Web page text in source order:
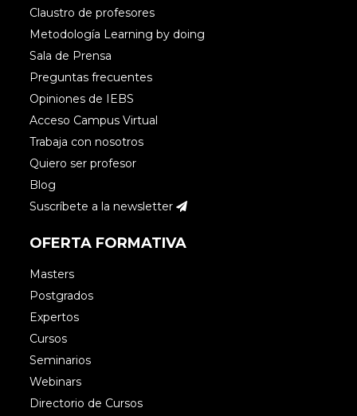
Helthon Fuentes
Excelente trabajo y gran ayuda para todas
las personas que inician en el mundo de la
analítica.
Muy buena recopilación, Claudia!
Evidentemente no pueden estar todos,
pero echo en falta alguno que consulto
muchísimo, como el de Aukera (en
castellano:http://aukera.es/blog/
Claustro de profesores
Metodología Learning by doing
Sala de Prensa
Preguntas frecuentes
Opiniones de IEBS
Acceso Campus Virtual
Trabaja con nosotros
Quiero ser profesor
Blog
Suscríbete a la newsletter
OFERTA FORMATIVA
Masters
Postgrados
Expertos
Cursos
Seminarios
Webinars
Directorio de Cursos